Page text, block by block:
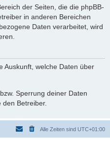
der Seiten, die die phpBB-
in anderen Bereichen
Daten verarbeitet, wird
Auskunft, welche Daten über
Sperrung deiner Daten
den Betreiber.
Alle Zeiten sind UTC+01:00